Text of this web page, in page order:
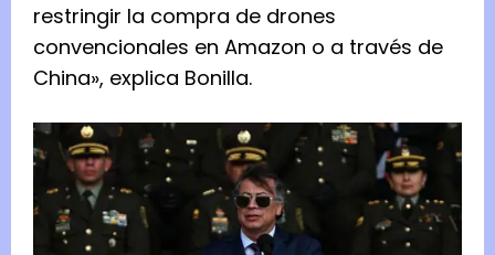
restringir la compra de drones
convencionales en Amazon o a través de
China», explica Bonilla.